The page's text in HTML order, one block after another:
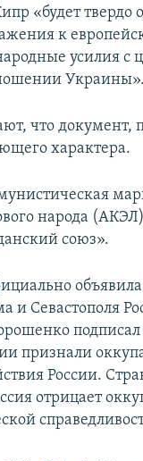
«будет твердо
к
усилия с
Украины».
что документ,
характера.
народа
союз».
Севастополя
подписал
признали
России.
отрицает